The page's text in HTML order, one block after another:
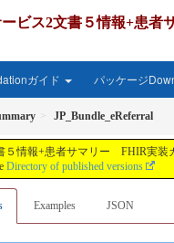
ビス2文書５情報+患
ガイド パッケージ
JP_Bundle_eReferral
情報+患者サマリー FHIR実装ガ
Directory of published versions
Examples JSON